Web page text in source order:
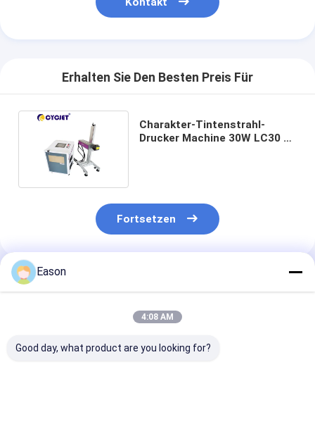
Erhalten Sie Den Besten Preis Für
Charakter-Tintenstrahl-
Drucker Machine 30W LC30 F-
Fortsetzen
Empfohlene Produkte
Eason
4:08 AM
Good day, what product are you looking for?